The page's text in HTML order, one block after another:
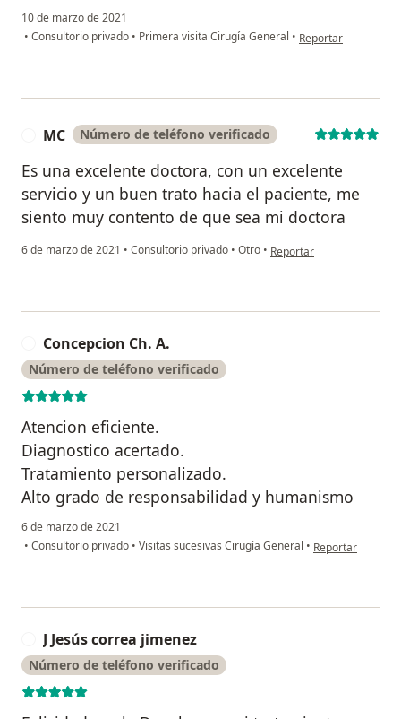
10 de marzo de 2021
• Consultorio privado • Primera visita Cirugía General • en opinión del
Reportar
MC Número de teléfono verificado
Es una excelente doctora, con un excelente
servicio y un buen trato hacia el paciente, me
siento muy contento de que sea mi doctora
6 de marzo de 2021 • Consultorio privado • Otro • en opinión del usuario MC
Reportar
Concepcion Ch. A.
Número de teléfono verificado
Atencion eficiente.
Diagnostico acertado.
Tratamiento personalizado.
Alto grado de responsabilidad y humanismo
6 de marzo de 2021
• Consultorio privado • Visitas sucesivas Cirugía General • en opinión del
Reportar
J Jesús correa jimenez
Número de teléfono verificado